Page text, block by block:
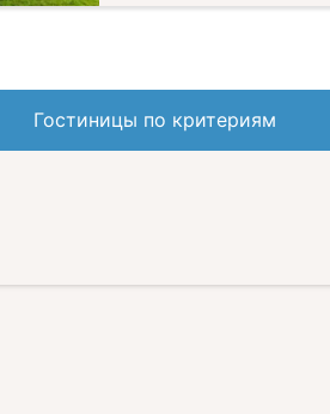
Гостиницы по критериям